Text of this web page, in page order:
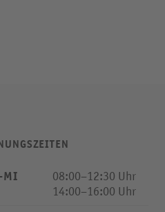
08:00–12:30 Uhr
14:00–16:00 Uhr